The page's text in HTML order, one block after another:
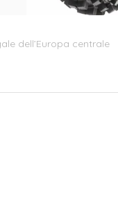
dell’Europa centrale